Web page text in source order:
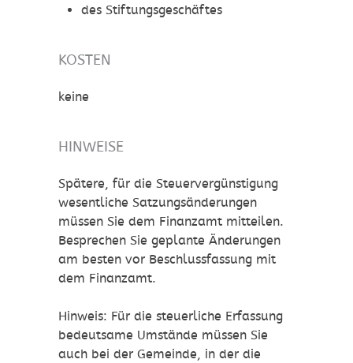
des Stiftungsgeschäftes
KOSTEN
keine
HINWEISE
Spätere, für die Steuervergünstigung
wesentliche Satzungsänderungen
müssen Sie dem Finanzamt mitteilen.
Besprechen Sie geplante Änderungen
am besten vor Beschlussfassung mit
dem Finanzamt.
Hinweis: Für die steuerliche Erfassung
bedeutsame Umstände müssen Sie
auch bei der Gemeinde, in der die